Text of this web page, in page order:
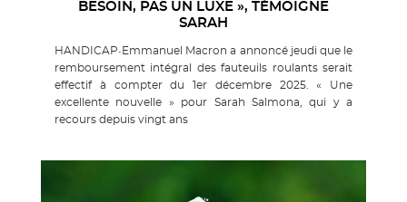
BESOIN, PAS UN LUXE », TÉMOIGNE
SARAH
HANDICAP•Emmanuel Macron a annoncé jeudi que le
remboursement intégral des fauteuils roulants serait
effectif à compter du 1er décembre 2025. « Une
excellente nouvelle » pour Sarah Salmona, qui y a
recours depuis vingt ans